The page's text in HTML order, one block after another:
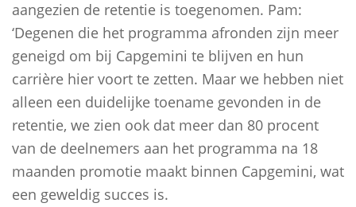
aangezien de retentie is toegenomen. Pam:
‘Degenen die het programma afronden zijn meer
geneigd om bij Capgemini te blijven en hun
carrière hier voort te zetten. Maar we hebben niet
alleen een duidelijke toename gevonden in de
retentie, we zien ook dat meer dan 80 procent
van de deelnemers aan het programma na 18
maanden promotie maakt binnen Capgemini, wat
een geweldig succes is.